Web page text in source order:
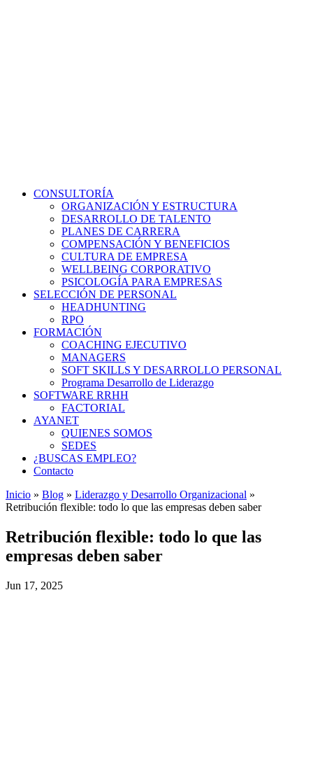
CONSULTORÍA
ORGANIZACIÓN Y ESTRUCTURA
DESARROLLO DE TALENTO
PLANES DE CARRERA
COMPENSACIÓN Y BENEFICIOS
CULTURA DE EMPRESA
WELLBEING CORPORATIVO
PSICOLOGÍA PARA EMPRESAS
SELECCIÓN DE PERSONAL
HEADHUNTING
RPO
FORMACIÓN
COACHING EJECUTIVO
MANAGERS
SOFT SKILLS Y DESARROLLO PERSONAL
Programa Desarrollo de Liderazgo
SOFTWARE RRHH
FACTORIAL
AYANET
QUIENES SOMOS
SEDES
¿BUSCAS EMPLEO?
Contacto
Inicio » Blog » Liderazgo y Desarrollo Organizacional »
Retribución flexible: todo lo que las empresas deben saber
Retribución flexible: todo lo que las
empresas deben saber
Jun 17, 2025